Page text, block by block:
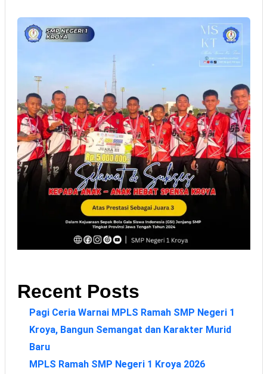
Recent Posts
Pagi Ceria Warnai MPLS Ramah SMP Negeri 1
Kroya, Bangun Semangat dan Karakter Murid
Baru
MPLS Ramah SMP Negeri 1 Kroya 2026